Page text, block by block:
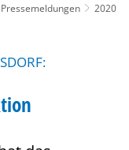
Pressemeldungen
2020